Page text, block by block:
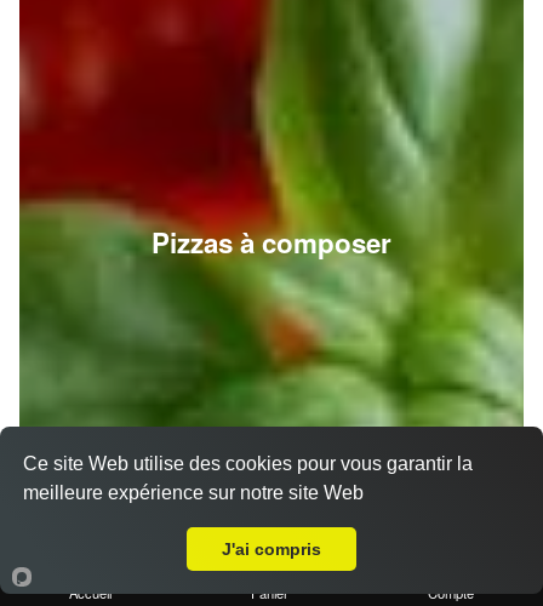
Pizzas à composer
Accueil Panier Compte
Ce site Web utilise des cookies pour vous garantir la
meilleure expérience sur notre site Web
J'ai compris